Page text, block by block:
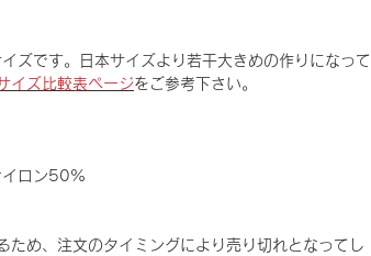
ズです。日本サイズより若干大きめの作りになって
イズ比較表ページをご参考下さい。
ロン50%
ため、注文のタイミングにより売り切れとなってし